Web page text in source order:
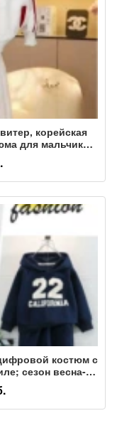
корейская
для мальчиков
одежда из двух
костюм с
сезон весна-
для мальчиков и
spirit